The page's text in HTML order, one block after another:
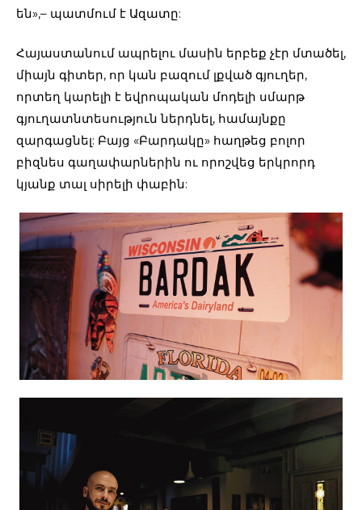
են»,– պատմում է Ազատը:
Հայաստանում ապրելու մասին երբեք չէր մտածել,
միայն գիտեր, որ կան բազում լքված գյուղեր,
որտեղ կարելի է եվրոպական մոդելի սմարթ
գյուղատնտեսություն ներդնել, համայնքը
զարգացնել: Բայց «Բարդակը» հաղթեց բոլոր
բիզնես գաղափարներին ու որոշվեց երկրորդ
կյանք տալ սիրելի փաբին: